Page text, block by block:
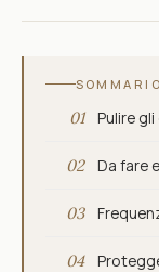
SOMMARIO
01 Pulire
02 Da fare
03
04